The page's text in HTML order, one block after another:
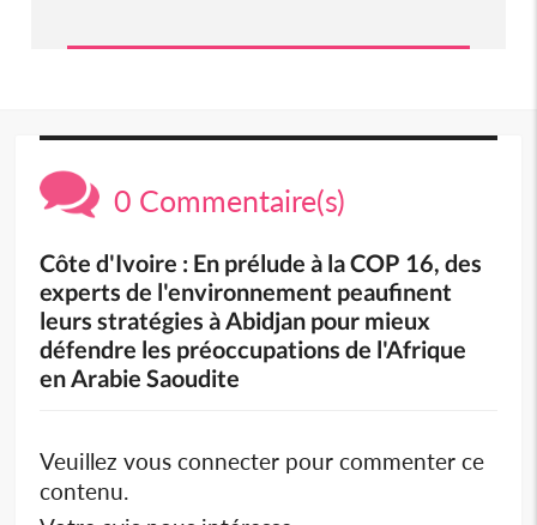
0 Commentaire(s)
Côte d'Ivoire : En prélude à la COP 16, des
experts de l'environnement peaufinent
leurs stratégies à Abidjan pour mieux
défendre les préoccupations de l'Afrique
en Arabie Saoudite
Veuillez vous connecter pour commenter ce
contenu.